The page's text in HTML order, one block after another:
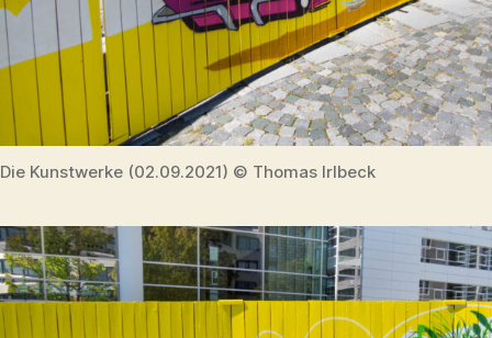
Die Kunstwerke (02.09.2021) © Thomas Irlbeck